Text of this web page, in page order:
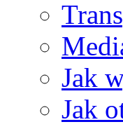
Jak
Jak